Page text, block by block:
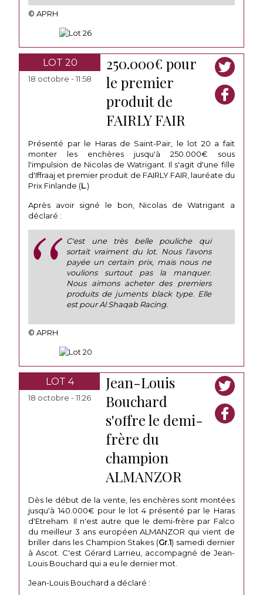
© APRH
LOT 20
18 octobre - 11:58
250.000€ pour
le premier
produit de
FAIRLY FAIR
Présenté par le Haras de Saint-Pair, le lot 20 a fait
monter les enchères jusqu'à 250.000€ sous
l'impulsion de Nicolas de Watrigant. Il s'agit d'une fille
d'Iffraaj et premier produit de FAIRLY FAIR, lauréate du
Prix Finlande (L.)
Après avoir signé le bon, Nicolas de Watrigant a
déclaré :
C'est une très belle pouliche qui
sortait vraiment du lot. Nous l'avons
payée un certain prix, mais nous ne
voulions surtout pas la manquer.
Nous aimons acheter des premiers
produits de juments black type. Elle
est pour Al Shaqab Racing.
© APRH
LOT 4
18 octobre - 11:26
Jean-Louis
Bouchard
s'offre le demi-
frère du
champion
ALMANZOR
Dès le début de la vente, les enchères sont montées
jusqu'à 140.000€ pour le lot 4 présenté par le Haras
d'Etreham. Il n'est autre que le demi-frère par Falco
du meilleur 3 ans européen ALMANZOR qui vient de
briller dans les Champion Stakes (Gr.1) samedi dernier
à Ascot. C'est Gérard Larrieu, accompagné de Jean-
Louis Bouchard qui a eu le dernier mot.
Jean-Louis Bouchard a déclaré :